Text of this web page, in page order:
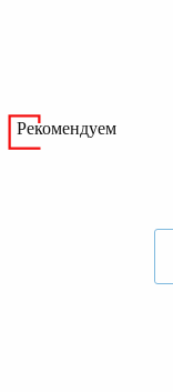
Рекомендуем